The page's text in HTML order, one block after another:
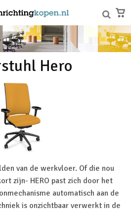
Hero
van de werkvloer. Of die nou
zijn- HERO past zich door het
automatisch aan de
is onzichtbaar verwerkt in de